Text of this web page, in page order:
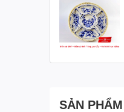
SẢN